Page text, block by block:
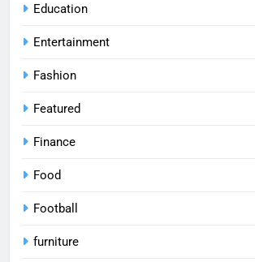
Education
Entertainment
Fashion
Featured
Finance
Food
Football
furniture